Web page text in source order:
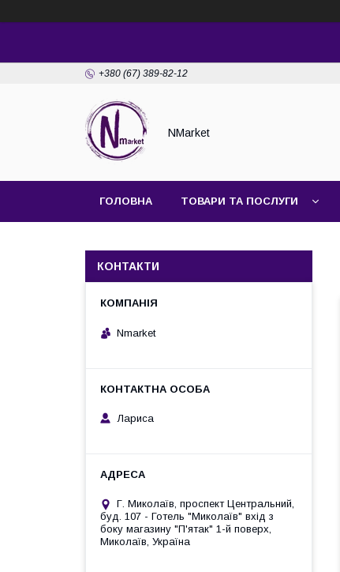
+380 (67) 389-82-12
NMarket
ГОЛОВНА ТОВАРИ ТА ПОСЛУГИ
КОНТАКТИ
Nmarket
Лариса
Г. Миколаїв, проспект Центральний,
буд. 107 - Готель "Миколаїв" вхід з
боку магазину "П'ятак" 1-й поверх,
Миколаїв, Україна